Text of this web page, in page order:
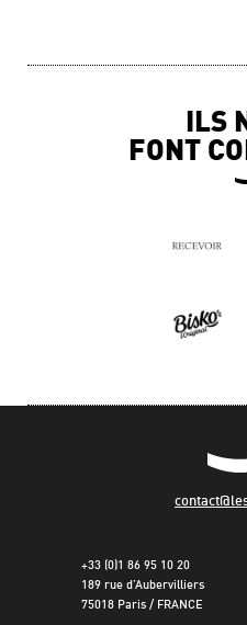
ILS
FONT
+33 (0)1 86 95 10 20
189 rue d’Aubervilliers
75018 Paris / FRANCE